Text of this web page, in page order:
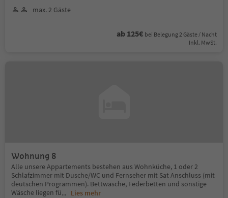
max. 2 Gäste
ab 125€ bei Belegung 2 Gäste / Nacht
Inkl. MwSt.
Wohnung 8
Alle unsere Appartements bestehen aus Wohnküche, 1 oder 2
Schlafzimmer mit Dusche/WC und Fernseher mit Sat Anschluss (mit
deutschen Programmen). Bettwäsche, Federbetten und sonstige
Wäsche liegen fü... Lies mehr